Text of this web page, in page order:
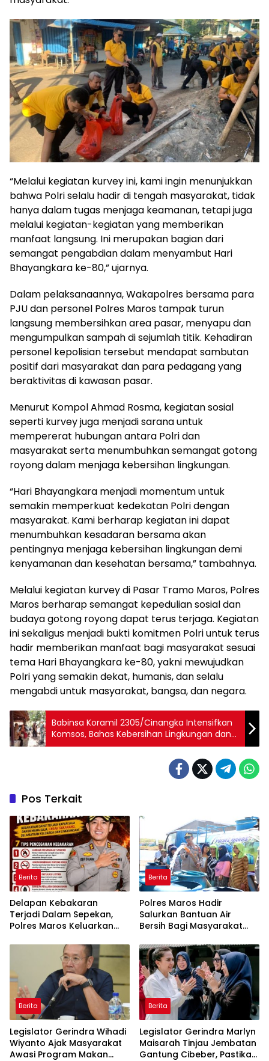
“Melalui kegiatan kurvey ini, kami ingin menunjukkan
bahwa Polri selalu hadir di tengah masyarakat, tidak
hanya dalam tugas menjaga keamanan, tetapi juga
melalui kegiatan-kegiatan yang memberikan
manfaat langsung. Ini merupakan bagian dari
semangat pengabdian dalam menyambut Hari
Bhayangkara ke-80,” ujarnya.
Dalam pelaksanaannya, Wakapolres bersama para
PJU dan personel Polres Maros tampak turun
langsung membersihkan area pasar, menyapu dan
mengumpulkan sampah di sejumlah titik. Kehadiran
personel kepolisian tersebut mendapat sambutan
positif dari masyarakat dan para pedagang yang
beraktivitas di kawasan pasar.
Menurut Kompol Ahmad Rosma, kegiatan sosial
seperti kurvey juga menjadi sarana untuk
mempererat hubungan antara Polri dan
masyarakat serta menumbuhkan semangat gotong
royong dalam menjaga kebersihan lingkungan.
“Hari Bhayangkara menjadi momentum untuk
semakin memperkuat kedekatan Polri dengan
masyarakat. Kami berharap kegiatan ini dapat
menumbuhkan kesadaran bersama akan
pentingnya menjaga kebersihan lingkungan demi
kenyamanan dan kesehatan bersama,” tambahnya.
Melalui kegiatan kurvey di Pasar Tramo Maros, Polres
Maros berharap semangat kepedulian sosial dan
budaya gotong royong dapat terus terjaga. Kegiatan
ini sekaligus menjadi bukti komitmen Polri untuk terus
hadir memberikan manfaat bagi masyarakat sesuai
tema Hari Bhayangkara ke-80, yakni mewujudkan
Polri yang semakin dekat, humanis, dan selalu
mengabdi untuk masyarakat, bangsa, dan negara.
Babinsa Koramil 2305/Cinangka Intensifkan
Komsos, Bahas Kebersihan Lingkungan dan
Kenakalan Remaja
Pos Terkait
Berita
Delapan Kebakaran
Terjadi Dalam Sepekan,
Polres Maros Keluarkan
Masyarakat
Berita
Polres Maros Hadir
Salurkan Bantuan Air
Bersih Bagi Masyarakat
Di Maros
Berita
Legislator Gerindra Wihadi
Wiyanto Ajak Masyarakat
Awasi Program Makan
Berita
Legislator Gerindra Marlyn
Maisarah Tinjau Jembatan
Gantung Cibeber, Pastikan